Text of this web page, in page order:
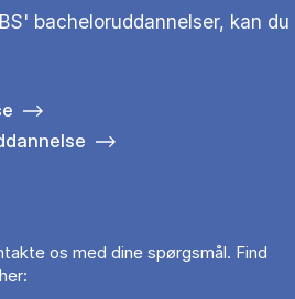
bacheloruddannelser, kan du
os med dine spørgsmål. Find